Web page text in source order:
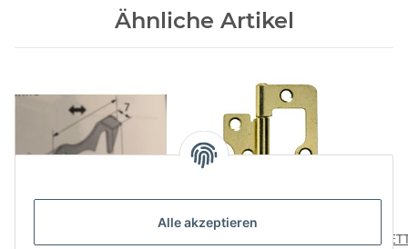
Alle akzeptieren
Ähnliche Artikel